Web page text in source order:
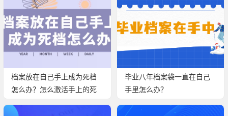
档案放在自己手上成为死档
怎么办？怎么激活手上的死
毕业八年档案袋一直在自己
手里怎么办？